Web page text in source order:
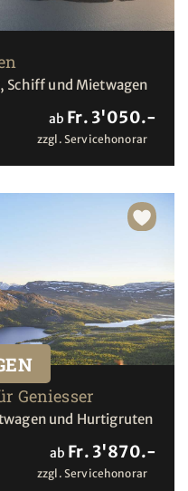
Schiff und Mietwagen
ab Fr. 3'050.-
zzgl. Servicehonorar
Geniesser
und Hurtigruten
ab Fr. 3'870.-
zzgl. Servicehonorar